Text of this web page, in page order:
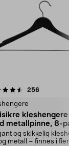
256
metallpinne, 8-
og skikkelig
metall – finnes i
4.5av 5 stjerner